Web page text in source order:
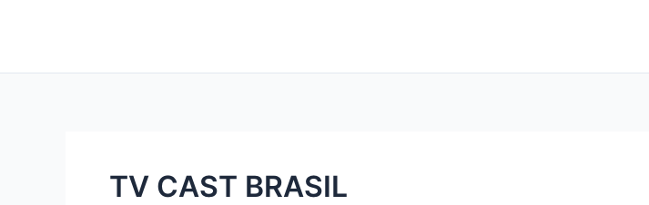
TV CAST BRASIL